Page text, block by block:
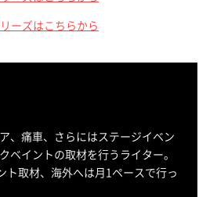
ーズはこちらから
、痛車、さらにはステージイベン
ベイントの取材を行うライター。
ト取材、海外へは月1ペースで行っ